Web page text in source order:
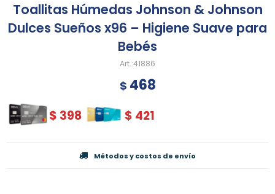
Toallitas Húmedas Johnson & Johnson
Dulces Sueños x96 – Higiene Suave para
Bebés
41886
$ 468
$ 398 $ 421
Métodos y costos de envío